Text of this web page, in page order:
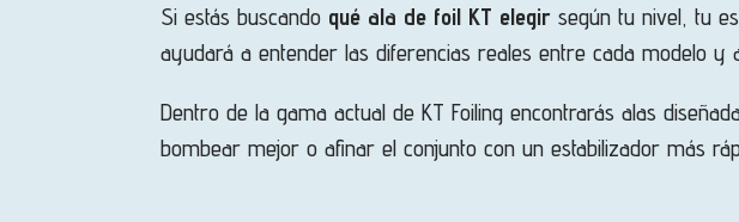
Si estás buscando qué ala de foil KT elegir según tu nivel, tu
ayudará a entender las diferencias reales entre cada modelo y
Dentro de la gama actual de KT Foiling encontrarás alas
bombear mejor o afinar el conjunto con un estabilizador más